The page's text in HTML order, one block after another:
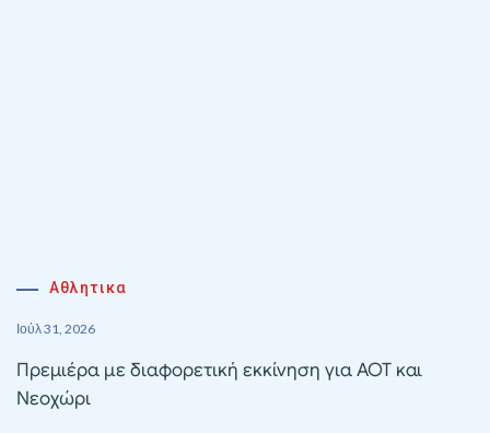
Αθλητικα
Ιούλ 31, 2026
Πρεμιέρα με διαφορετική εκκίνηση για ΑΟΤ και
Νεοχώρι